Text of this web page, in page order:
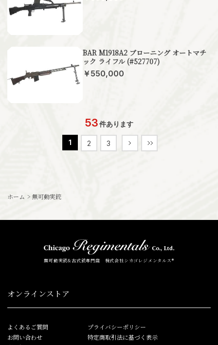
BAR M1918A2 ブローニング オートマチ
ック ライフル (#527707)
￥550,000
53件あります
1 2 3
ホーム > 無可動実銃
無可動実銃&古式銃専門店 株式会社シカゴレジメンタルス®
オンラインストア
よくあるご質問
お問い合わせ
プライバシーポリシー
特定商取引法に基づく表示